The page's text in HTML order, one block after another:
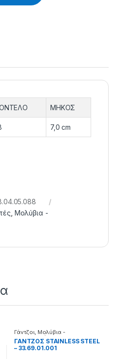
ΜΗΚΟΣ
7,0 cm
Μολύβια -
Γάντζοι, Μολύβια -
Μαλαγρωτές
ΓΑΝΤΖΟΣ STAINLESS STEEL
– 33.69.01.001